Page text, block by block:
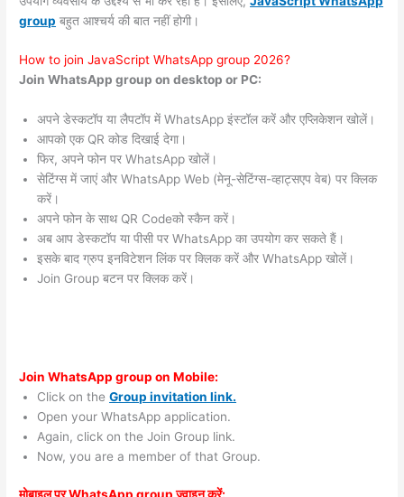
group बहुत आश्चर्य की बात नहीं होगी।
How to join JavaScript WhatsApp group 2026?
Join WhatsApp group on desktop or PC:
अपने डेस्कटॉप या लैपटॉप में WhatsApp इंस्टॉल करें और एप्लिकेशन खोलें।
आपको एक QR कोड दिखाई देगा।
फिर, अपने फोन पर WhatsApp खोलें।
सेटिंग्स में जाएं और WhatsApp Web (मेनू-सेटिंग्स-व्हाट्सएप वेब) पर क्लिक
करें।
अपने फोन के साथ QR Codeको स्कैन करें।
अब आप डेस्कटॉप या पीसी पर WhatsApp का उपयोग कर सकते हैं।
इसके बाद ग्रुप इनविटेशन लिंक पर क्लिक करें और WhatsApp खोलें।
Join Group बटन पर क्लिक करें।
Join WhatsApp group on Mobile:
Click on theGroup invitation link.
Open your WhatsApp application.
Again, click on the Join Group link.
Now, you are a member of that Group.